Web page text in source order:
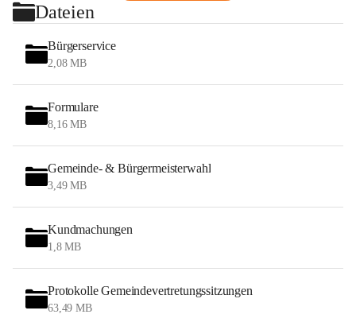
Dateien
Bürgerservice
2,08 MB
Formulare
8,16 MB
Gemeinde- & Bürgermeisterwahl
3,49 MB
Kundmachungen
1,8 MB
Protokolle Gemeindevertretungssitzungen
63,49 MB